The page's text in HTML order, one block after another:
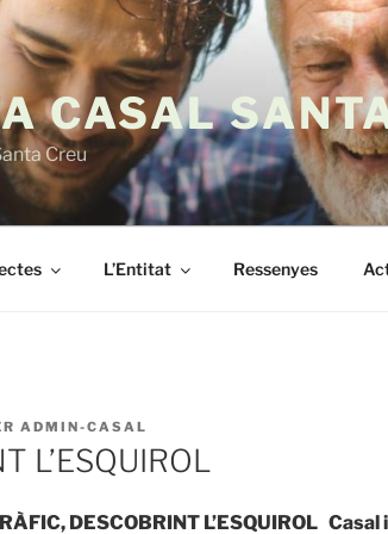
CASAL
Creu
L’Entitat Ressenyes
ADMIN-CASAL
L’ESQUIROL
DESCOBRINT L’ESQUIROL